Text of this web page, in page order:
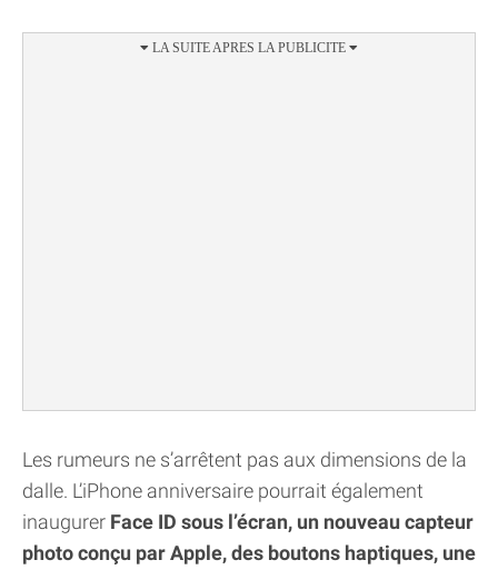
Les rumeurs ne s’arrêtent pas aux dimensions de la
dalle. L’iPhone anniversaire pourrait également
inaugurer Face ID sous l’écran, un nouveau capteur
photo conçu par Apple, des boutons haptiques, une